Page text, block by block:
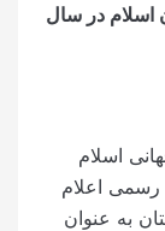
اسلام در سال
اسلام
رسمی اعلام
به عنوان